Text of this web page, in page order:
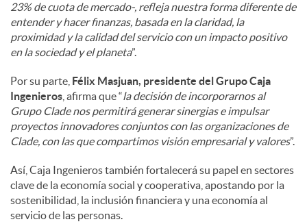
23% de cuota de mercado-, refleja nuestra forma diferente de
entender y hacer finanzas, basada en la claridad, la
proximidad y la calidad del servicio con un impacto positivo
en la sociedad y el planeta”.
Por su parte, Félix Masjuan, presidente del Grupo Caja
Ingenieros , afirma que “la decisión de incorporarnos al
Grupo Clade nos permitirá generar sinergias e impulsar
proyectos innovadores conjuntos con las organizaciones de
Clade, con las que compartimos visión empresarial y valores”.
Así, Caja Ingenieros también fortalecerá su papel en sectores
clave de la economía social y cooperativa, apostando por la
sostenibilidad, la inclusión financiera y una economía al
servicio de las personas.